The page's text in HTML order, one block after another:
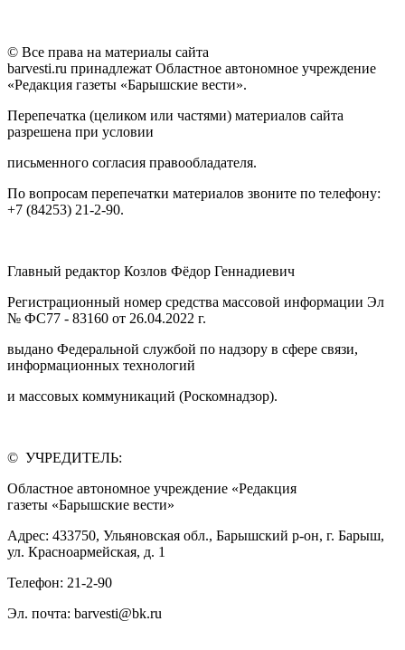
© Все права на материалы сайта
barvesti.ru принадлежат Областное автономное учреждение
«Редакция газеты «Барышские вести».
Перепечатка (целиком или частями) материалов сайта
разрешена при условии
письменного согласия правообладателя.
По вопросам перепечатки материалов звоните по телефону:
+7 (84253) 21-2-90.
Главный редактор Козлов Фёдор Геннадиевич
Регистрационный номер средства массовой информации Эл
№ ФС77 - 83160 от 26.04.2022 г.
выдано Федеральной службой по надзору в сфере связи,
информационных технологий
и массовых коммуникаций (Роскомнадзор).
© УЧРЕДИТЕЛЬ:
Областное автономное учреждение «Редакция
газеты «Барышские вести»
Адрес: 433750, Ульяновская обл., Барышский р-он, г. Барыш,
ул. Красноармейская, д. 1
Телефон: 21-2-90
Эл. почта: barvesti@bk.ru